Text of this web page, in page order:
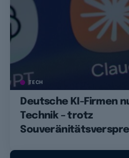
TECH
Deutsche KI-Firmen
Technik – trotz